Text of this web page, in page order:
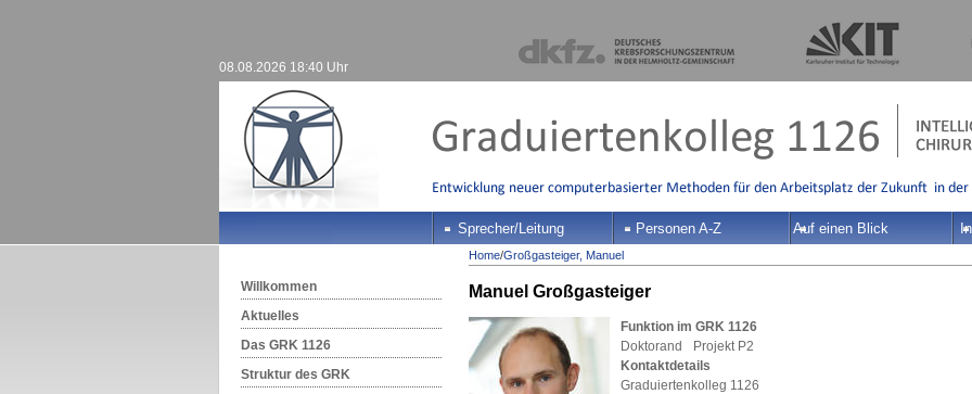
08.08.2026 18:40 Uhr
Sprecher/Leitung Personen A-Z Auf einen Blick
Willkommen
Aktuelles
Das GRK 1126
Struktur des GRK
Home/Großgasteiger, Manuel
Manuel Großgasteiger
Funktion im GRK 1126
Doktorand Projekt P2
Kontaktdetails
Graduiertenkolleg 1126